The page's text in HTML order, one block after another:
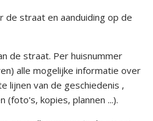
de straat en aanduiding op de
de straat. Per huisnummer
alle mogelijke informatie over
lijnen van de geschiedenis ,
(foto's, kopies, plannen ...).